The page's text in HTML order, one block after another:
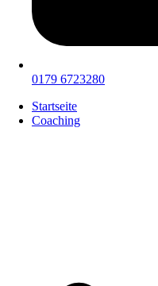
0179 6723280
Startseite
Coaching